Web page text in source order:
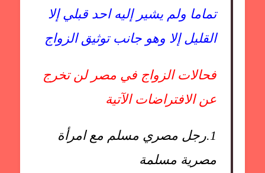
تماما ولم يشير إليه احد قبلي إلا
القليل إلا وهو جانب توثيق الزواج
فحالات الزواج في مصر لن تخرج
عن الافتراضات الآتية
1. رجل مصري مسلم مع امرأة
مصرية مسلمة